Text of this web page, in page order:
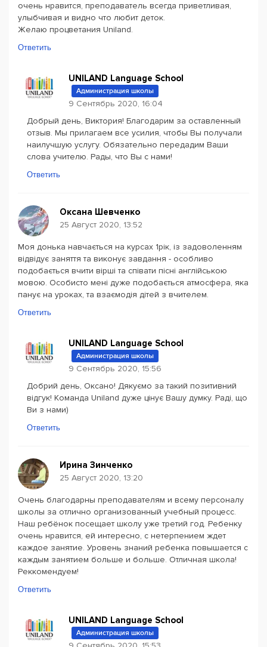
очень нравится, преподаватель всегда приветливая,
улыбчивая и видно что любит деток.
Желаю процветания Uniland.
Ответить
UNILAND Language School
Администрация школы
9 Сентябрь 2020, 16:04
Добрый день, Виктория! Благодарим за оставленный
отзыв. Мы прилагаем все усилия, чтобы Вы получали
наилучшую услугу. Обязательно передадим Ваши
слова учителю. Рады, что Вы с нами!
Ответить
Оксана Шевченко
25 Август 2020, 13:52
Моя донька навчається на курсах 1рік, із задоволенням
відвідує заняття та виконує завдання - особливо
подобається вчити вірші та співати пісні англійською
мовою. Особисто мені дуже подобається атмосфера, яка
панує на уроках, та взаємодія дітей з вчителем.
Ответить
UNILAND Language School
Администрация школы
9 Сентябрь 2020, 15:56
Добрий день, Оксано! Дякуємо за такий позитивний
відгук! Команда Uniland дуже цінує Вашу думку. Раді, що
Ви з нами)
Ответить
Ирина Зинченко
25 Август 2020, 13:20
Очень благодарны преподавателям и всему персоналу
школы за отлично организованный учебный процесс.
Наш ребёнок посещает школу уже третий год. Ребенку
очень нравится, ей интересно, с нетерпением ждет
каждое занятие. Уровень знаний ребенка повышается с
каждым занятием больше и больше. Отличная школа!
Реккомендуем!
Ответить
UNILAND Language School
Администрация школы